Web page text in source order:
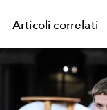
Articoli correlati